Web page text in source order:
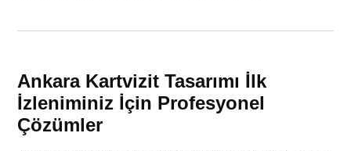
Ankara Kartvizit Tasarımı İlk
İzleniminiz İçin Profesyonel
Çözümler